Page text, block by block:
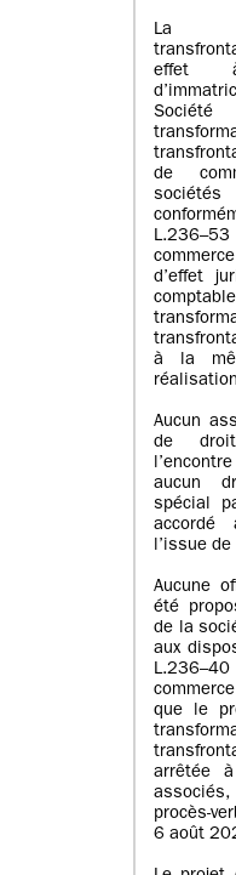
La
effet
de
sociétés
d’effet
à la
Aucun
de
aucun
spécial
accordé
l’issue
Aucune
été
de la
aux
que le
arrêtée
procès-
6 août